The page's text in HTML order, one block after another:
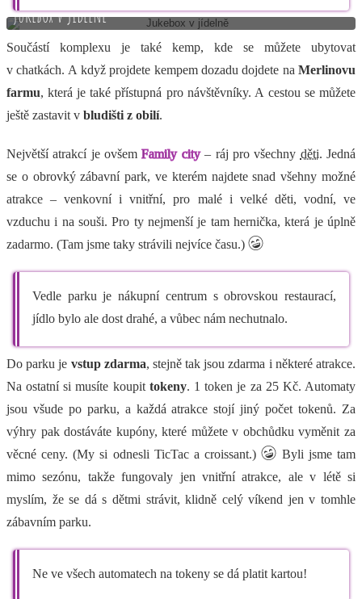
Jukebox v jídelně
Součástí komplexu je také kemp, kde se můžete ubytovat
v chatkách. A když projdete kempem dozadu dojdete na Merlinovu
farmu, která je také přístupná pro návštěvníky. A cestou se můžete
ještě zastavit v bludišti z obilí.
Největší atrakcí je ovšemFamily city– ráj pro všechny děti. Jedná
se o obrovký zábavní park, ve kterém najdete snad všehny možné
atrakce – venkovní i vnitřní, pro malé i velké děti, vodní, ve
vzduchu i na souši. Pro ty nejmenší je tam hernička, která je úplně
zadarmo. (Tam jsme taky strávili nejvíce času.)
Vedle parku je nákupní centrum s obrovskou restaurací,
jídlo bylo ale dost drahé, a vůbec nám nechutnalo.
Do parku je vstup zdarma, stejně tak jsou zdarma i některé atrakce.
Na ostatní si musíte koupit tokeny. 1 token je za 25 Kč. Automaty
jsou všude po parku, a každá atrakce stojí jiný počet tokenů. Za
výhry pak dostáváte kupóny, které můžete v obchůdku vyměnit za
věcné ceny. (My si odnesli TicTac a croissant.)
Byli jsme tam
mimo sezónu, takže fungovaly jen vnitřní atrakce, ale v létě si
myslím, že se dá s dětmi strávit, klidně celý víkend jen v tomhle
zábavním parku.
Ne ve všech automatech na tokeny se dá platit kartou!